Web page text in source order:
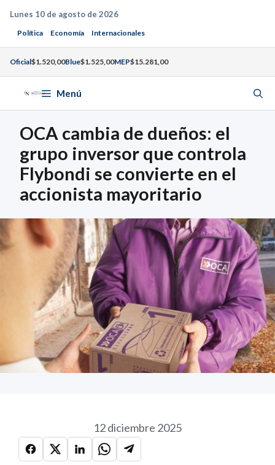
Saltar
contenido
Lunes 10 de agosto de 2026
Política Economía Internacionales
Oficial$1.520,00Blue$1.525,00MEP$15.281,00
Menú
OCA cambia de dueños: el
grupo inversor que controla
Flybondi se convierte en el
accionista mayoritario
12 diciembre 2025